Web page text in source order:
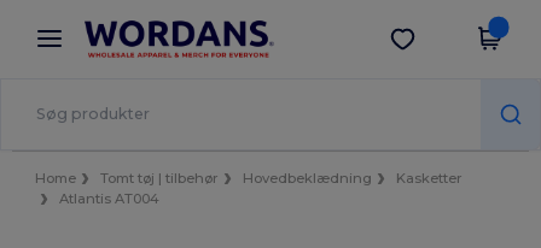
× Wordans-app
Bedre priser i appen!
Hent app
Home Tomt tøj | tilbehør Hovedbeklædning
Kasketter
Atlantis AT004